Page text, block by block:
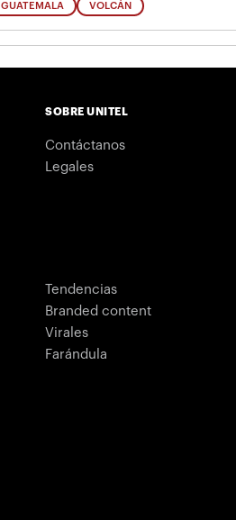
GUATEMALA VOLCÁN
SOBRE UNITEL
Contáctanos
Legales
Tendencias
Branded content
Virales
Farándula